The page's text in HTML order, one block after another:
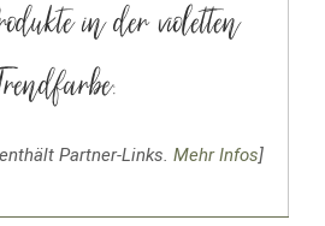
in der violetten
Partner-Links. Mehr Infos]